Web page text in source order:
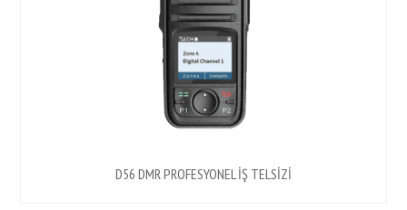
D56 DMR PROFESYONEL İŞ TELSİZİ